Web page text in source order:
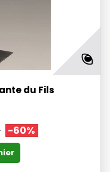
du Fils
-60%